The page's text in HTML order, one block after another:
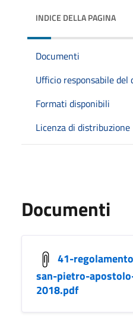
INDICE DELLA PAGINA
Documenti
Ufficio responsabile del
Formati disponibili
Licenza di distribuzione
Documenti
41-
san-pietro-
2018.pdf